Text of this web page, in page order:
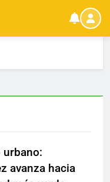
avanza hacia